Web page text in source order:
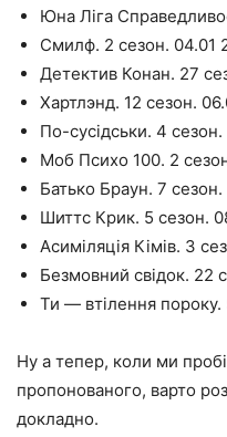
Юна Ліга
Смилф. 2 сезон. 04.01
Детектив Конан. 27
Хартлэнд. 12 сезон.
По-сусідськи. 4 сезон.
Моб Психо 100. 2
Батько Браун. 7 сезон.
Шиттс Крик. 5 сезон.
Асиміляція Кімів. 3
Безмовний свідок. 22
Ти — втілення пороку.
Ну а тепер, коли ми
пропонованого, варто
докладно.